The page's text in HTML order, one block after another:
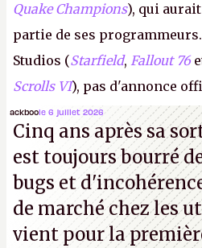
Quake Champions), qui
partie de ses programmeurs.
Studios (Starfield, Fallout 76
Scrolls VI), pas d'annonce
Microsoft, mais le syndicat
de nombreux licenciements.
ackboole 6 juillet 2026
Cinq ans après sa
est toujours bourré
bugs et
de marché chez les
vient pour la